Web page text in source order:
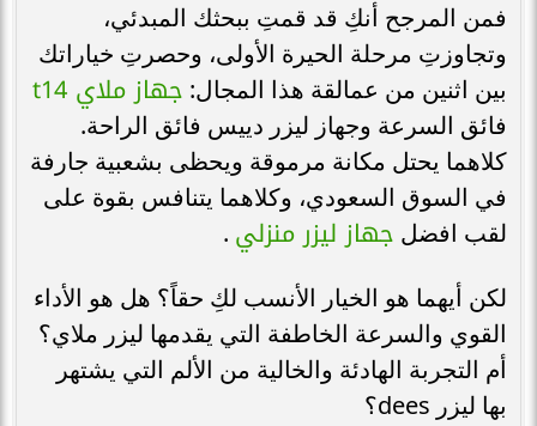
فمن المرجح أنكِ قد قمتِ ببحثك المبدئي،
وتجاوزتِ مرحلة الحيرة الأولى، وحصرتِ خياراتك
بين اثنين من عمالقة هذا المجال: جهاز ملاي t14
فائق السرعة وجهاز ليزر دييس فائق الراحة.
كلاهما يحتل مكانة مرموقة ويحظى بشعبية جارفة
في السوق السعودي، وكلاهما يتنافس بقوة على
لقب افضل جهاز ليزر منزلي .
لكن أيهما هو الخيار الأنسب لكِ حقاً؟ هل هو الأداء
القوي والسرعة الخاطفة التي يقدمها ليزر ملاي؟
أم التجربة الهادئة والخالية من الألم التي يشتهر
بها ليزر dees؟